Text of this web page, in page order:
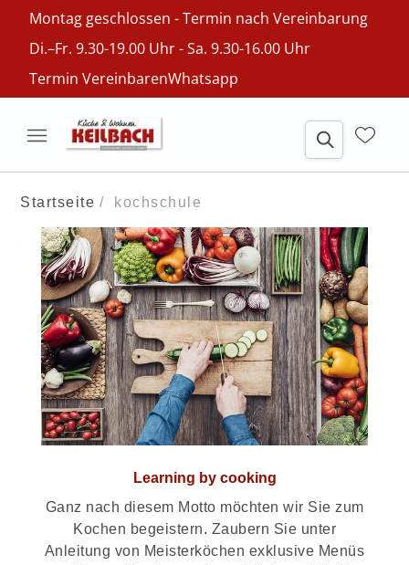
Montag geschlossen - Termin nach Vereinbarung
Di.–Fr. 9.30-19.00 Uhr - Sa. 9.30-16.00 Uhr
Termin VereinbarenWhatsapp
Startseite kochschule
Learning by cooking
Ganz nach diesem Motto möchten wir Sie zum
Kochen begeistern. Zaubern Sie unter
Anleitung von Meisterköchen exklusive Menüs